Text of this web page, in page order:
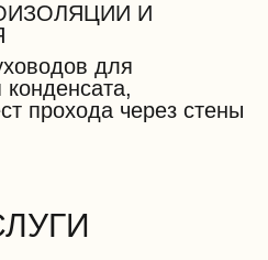
И
для
прохода через стены